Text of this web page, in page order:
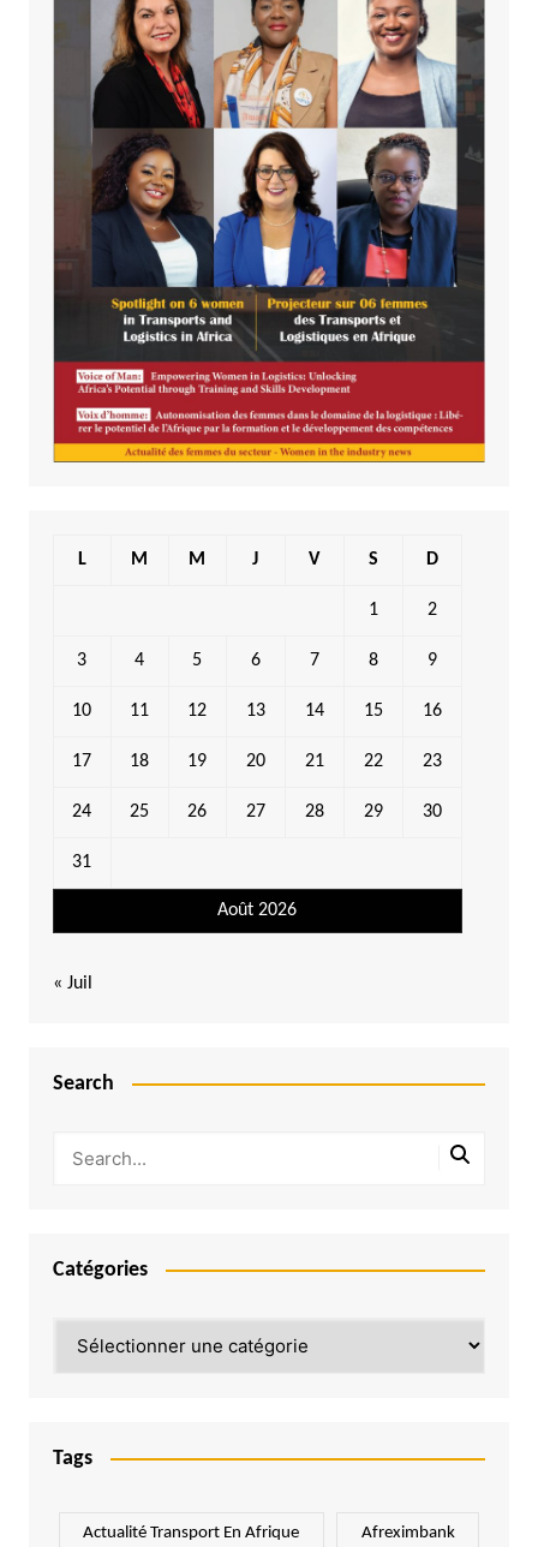
Août 2026
L M M J V S D
1 2
3 4 5 6 7 8 9
10 11 12 13 14 15 16
17 18 19 20 21 22 23
24 25 26 27 28 29 30
31
« Juil
Search
Catégories
Tags
Actualité Transport En Afrique Afreximbank